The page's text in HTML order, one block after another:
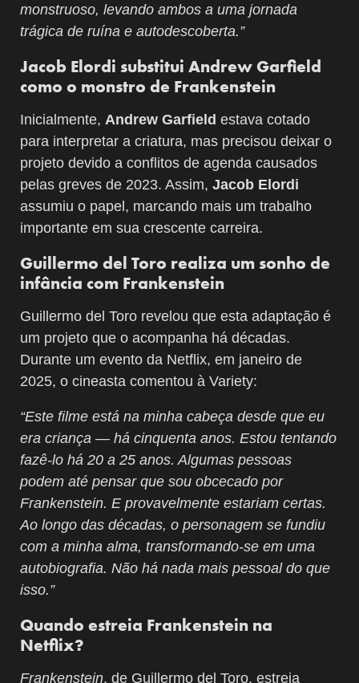
monstruoso, levando ambos a uma jornada
trágica de ruína e autodescoberta.”
Jacob Elordi substitui Andrew Garfield
como o monstro de Frankenstein
Inicialmente, Andrew Garfield estava cotado
para interpretar a criatura, mas precisou deixar o
projeto devido a conflitos de agenda causados
pelas greves de 2023. Assim, Jacob Elordi
assumiu o papel, marcando mais um trabalho
importante em sua crescente carreira.
Guillermo del Toro realiza um sonho de
infância com Frankenstein
Guillermo del Toro revelou que esta adaptação é
um projeto que o acompanha há décadas.
Durante um evento da Netflix, em janeiro de
2025, o cineasta comentou à Variety:
“Este filme está na minha cabeça desde que eu
era criança — há cinquenta anos. Estou tentando
fazê-lo há 20 a 25 anos. Algumas pessoas
podem até pensar que sou obcecado por
Frankenstein. E provavelmente estariam certas.
Ao longo das décadas, o personagem se fundiu
com a minha alma, transformando-se em uma
autobiografia. Não há nada mais pessoal do que
isso.”
Quando estreia Frankenstein na
Netflix?
Frankenstein, de Guillermo del Toro, estreia